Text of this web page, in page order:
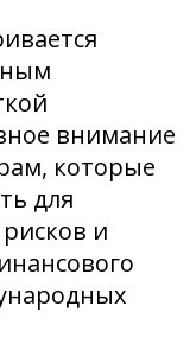
внимание
которые
для
и